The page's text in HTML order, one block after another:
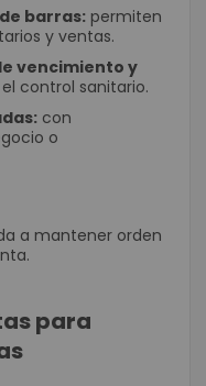
barras: permiten
y ventas.
vencimiento y
control sanitario.
con
o
a mantener orden
para